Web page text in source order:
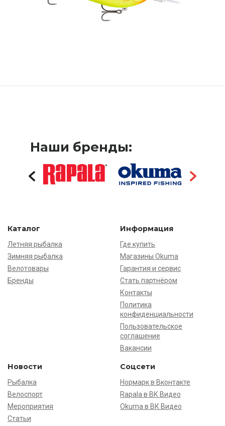
Наши бренды:
Каталог
Летняя рыбалка
Зимняя рыбалка
Велотовары
Бренды
Информация
Где купить
Магазины Okuma
Гарантия и сервис
Стать партнёром
Контакты
Политика
конфиденциальности
Пользовательское
соглашение
Вакансии
Новости
Рыбалка
Велоспорт
Мероприятия
Статьи
Соцсети
Нормарк в Вконтакте
Rapala в ВК Видео
Okuma в ВК Видео